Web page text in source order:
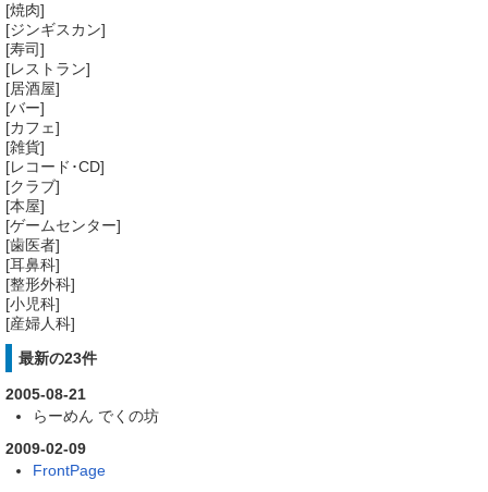
[焼肉]
[ジンギスカン]
[寿司]
[レストラン]
[居酒屋]
[バー]
[カフェ]
[雑貨]
[レコード･CD]
[クラブ]
[本屋]
[ゲームセンター]
[歯医者]
[耳鼻科]
[整形外科]
[小児科]
[産婦人科]
最新の23件
2005-08-21
らーめん でくの坊
2009-02-09
FrontPage